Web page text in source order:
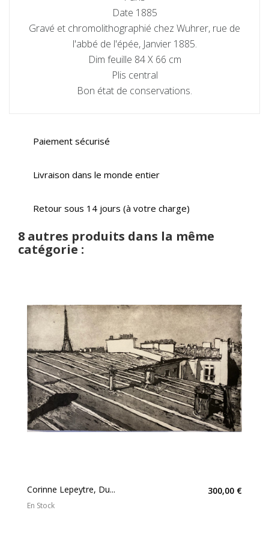
Date 1885
Gravé et chromolithographié chez Wuhrer, rue de
l'abbé de l'épée, Janvier 1885.
Dim feuille 84 X 66 cm
Plis central
Bon état de conservations.
Paiement sécurisé
Livraison dans le monde entier
Retour sous 14 jours (à votre charge)
8 autres produits dans la même
catégorie :
Corinne Lepeytre, Du... 300,00 €
En Stock